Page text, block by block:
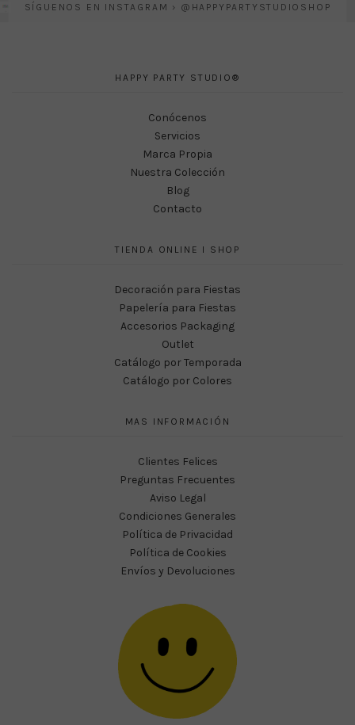
SÍGUENOS EN INSTAGRAM › @HAPPYPARTYSTUDIOSHOP
HAPPY PARTY STUDIO®
Conócenos
Servicios
Marca Propia
Nuestra Colección
Blog
Contacto
TIENDA ONLINE I SHOP
Decoración para Fiestas
Papelería para Fiestas
Accesorios Packaging
Outlet
Catálogo por Temporada
Catálogo por Colores
MAS INFORMACIÓN
Clientes Felices
Preguntas Frecuentes
Aviso Legal
Condiciones Generales
Política de Privacidad
Política de Cookies
Envíos y Devoluciones